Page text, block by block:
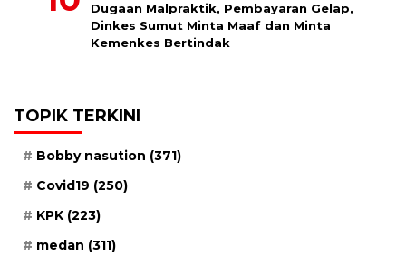
Dugaan Malpraktik, Pembayaran Gelap,
Dinkes Sumut Minta Maaf dan Minta
Kemenkes Bertindak
TOPIK TERKINI
Bobby nasution (371)
Covid19 (250)
KPK (223)
medan (311)